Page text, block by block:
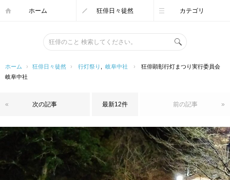
ホーム 狂俳日々徒然 カテゴリ
ホーム › 狂俳日々徒然 › 行灯祭り 岐阜中社 ›
狂俳顕彰行灯まつり実行委員会
岐阜中社
次の記事
« 最新12件 前の記事 »